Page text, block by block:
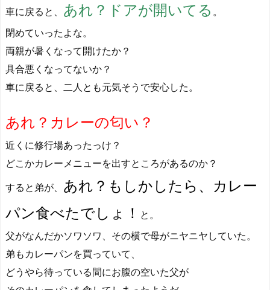
車に戻ると、 あれ？ドアが開いてる 。
閉めていったよな。
両親が暑くなって開けたか？
具合悪くなってないか？
車に戻ると、二人とも元気そうで安心した。
あれ？カレーの匂い？
近くに修行場あったっけ？
どこかカレーメニューを出すところがあるのか？
すると弟が、 あれ？もしかしたら、カレー
パン食べたでしょ！ と。
父がなんだかソワソワ、その横で母がニヤニヤしていた。
弟もカレーパンを買っていて、
どうやら待っている間にお腹の空いた父が